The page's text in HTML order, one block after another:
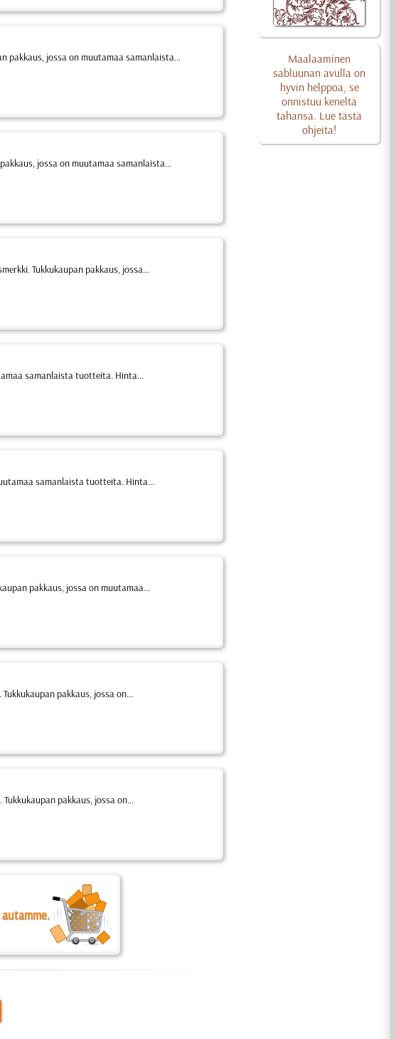
Maalaaminen
sabluunan avulla on
hyvin helppoa, se
onnistuu keneltä
tahansa. Lue tästä
ohjeita!
pakkaus, jossa on muutamaa samanlaista...
jossa on muutamaa samanlaista...
Tukkukaupan pakkaus, jossa...
samanlaista tuotteita. Hinta...
samanlaista tuotteita. Hinta...
pakkaus, jossa on muutamaa...
pakkaus, jossa on...
pakkaus, jossa on...